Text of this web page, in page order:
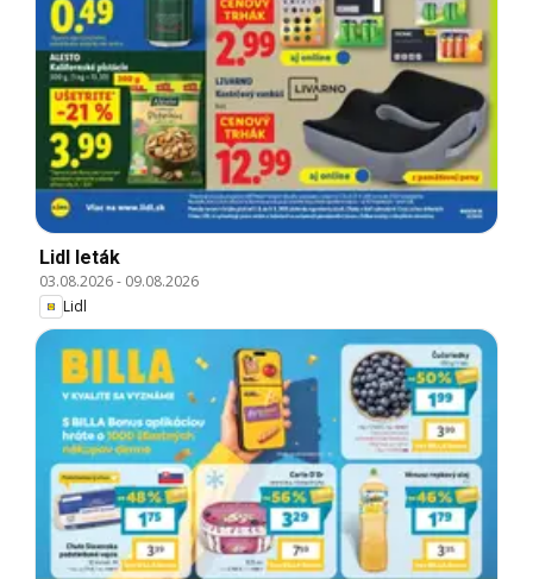
Lidl leták
03.08.2026- 09.08.2026
Lidl